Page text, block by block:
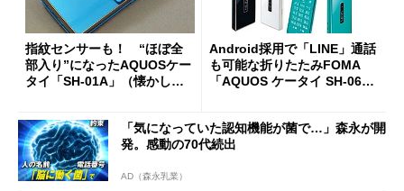
指紋センサーも！ “ほぼ全
部入り”になったAQUOSケー
タイ「SH-01A」（懐かしの
Android採用で「LINE」通話
も可能な折りたたみFOMA
「AQUOS ケータイ SH-06
「気になっていた認知機能が菌で…」森永が開
発。感動の70代続出
AD（森永乳業）